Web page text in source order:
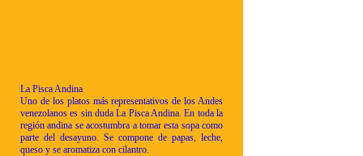
La Pisca Andina
Uno de los platos más representativos de los Andes
venezolanos es sin duda La Pisca Andina. En toda la
región andina se acostumbra a tomar esta sopa como
parte del desayuno. Se compone de papas, leche,
queso y se aromatiza con cilantro.